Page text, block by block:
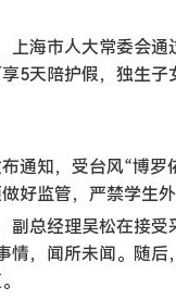
海市人大常委会
5天陪护假，独生
通知，受台风“博
好监管，严禁学生
总经理吴松在接
，闻所未闻。随